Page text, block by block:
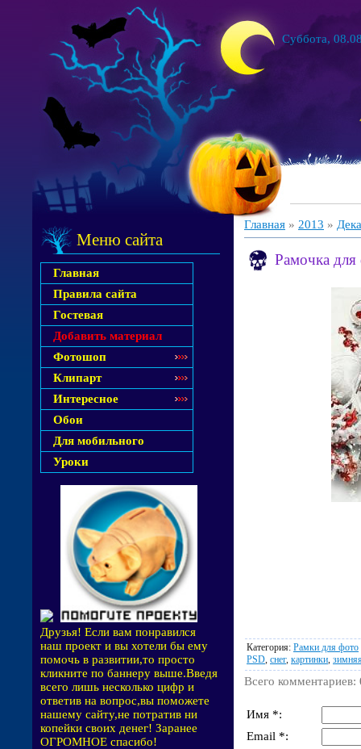
Суббота,
Меню сайта
Главная
Правила сайта
Гостевая
Добавить материал
Фотошоп
Клипарт
Интересное
Обои
Для мобильного
Уроки
Друзья! Если вам понравился
наш проект и вы хотели бы ему
помочь в развитии,то просто
кликните по баннеру выше.Введя
всего лишь несколько цифр и
ответив на вопрос,вы поможете
нашему сайту,не потратив ни
копейки своих денег! Заранее
ОГРОМНОЕ спасибо!
Главная » 2013 »
Рамочка
Категория: Рамки для фото
PSD снег, картинки
Всего комментариев:
Имя *:
Email *: